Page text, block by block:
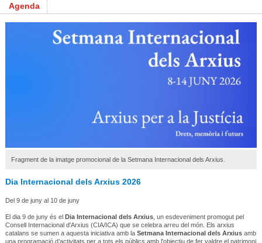
Agenda
Fragment de la imatge promocional de la Setmana Internacional dels Arxius.
Dia Internacional dels Arxius 2026
Del 9 de juny al 10 de juny
El dia 9 de juny és el Dia Internacional dels Arxius, un esdeveniment promogut pel
Consell Internacional d'Arxius (CIA/ICA) que se celebra arreu del món. Els arxius
catalans se sumen a aquesta iniciativa amb la Setmana Internacional dels Arxiusamb
una programació d’activitats per a tots els públics amb l'objectiu de fer valdre el patrimoni